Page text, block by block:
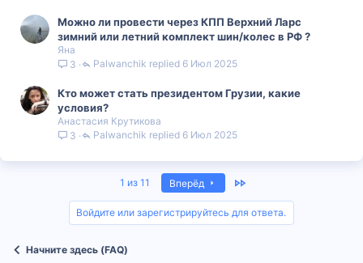
Можно ли провести через КПП Верхний Ларс
зимний или летний комплект шин/колес в РФ ?
Яна
3
6 Июл 2025
Palwanchik
Кто может стать президентом Грузии, какие
условия?
Анастасия Крутикова
3
6 Июл 2025
Palwanchik
1 из 11 Вперёд
Войдите или зарегистрируйтесь для ответа.
Начните здесь (FAQ)